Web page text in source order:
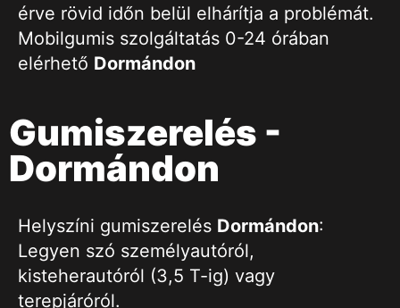
érve rövid időn belül elhárítja a problémát.
Mobilgumis szolgáltatás 0-24 órában
elérhető Dormándon
Gumiszerelés -
Dormándon
Helyszíni gumiszerelés Dormándon:
Legyen szó személyautóról,
kisteherautóról (3,5 T-ig) vagy
terepjáróról.